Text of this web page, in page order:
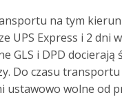
na tym
UPS Express i 2 dni
GLS i DPD
Do czasu transportu
ustawowo wolne od